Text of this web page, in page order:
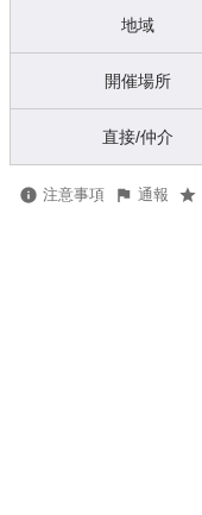
地域
開催場所
直接/仲介
注意事項 通報